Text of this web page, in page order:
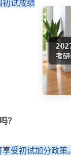
初试成绩
？
受初试加分政策。